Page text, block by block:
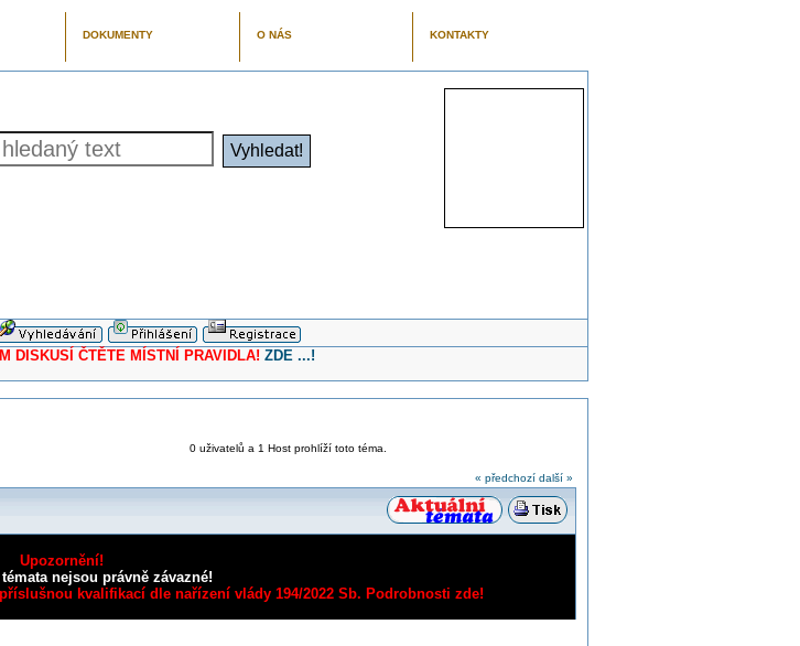
DOKUMENTY O NÁS KONTAKTY
ČTĚTE MÍSTNÍ PRAVIDLA! ZDE ...!
0 uživatelů a 1 Host prohlíží toto téma.
« předchozí další »
Upozornění!
nejsou právně závazné!
kvalifikací dle nařízení vlády 194/2022 Sb. Podrobnosti zde!